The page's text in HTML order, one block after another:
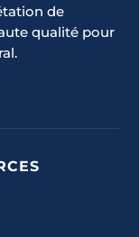
de
qualité pour